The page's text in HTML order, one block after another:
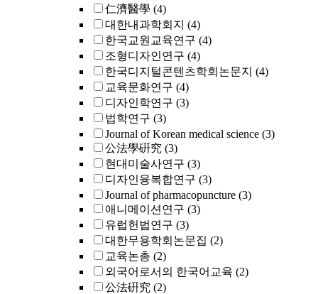
仁濟醫學 (4)
대한내과학회지 (4)
한국교원교육연구 (4)
조형디자인연구 (4)
한국디지털콘텐츠학회논문지 (4)
교육문화연구 (4)
디자인학연구 (3)
법학연구 (3)
Journal of Korean medical science (3)
公法學硏究 (3)
현대미술사연구 (3)
디자인융복합연구 (3)
Journal of pharmacopuncture (3)
애니메이션연구 (3)
유럽헌법연구 (3)
대한무용학회논문집 (2)
교육논총 (2)
외국어로서의 한국어교육 (2)
公法硏究 (2)